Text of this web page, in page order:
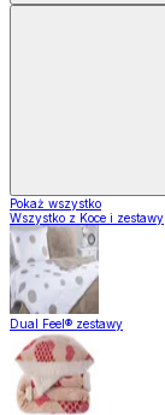
Pokaż wszystko
Wszystko z Koce i zestawy
Dual Feel® zestawy